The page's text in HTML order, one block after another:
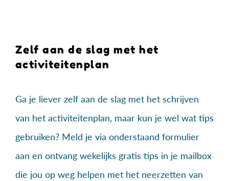
Zelf aan de slag met het
activiteitenplan
Ga je liever zelf aan de slag met het schrijven
van het activiteitenplan, maar kun je wel wat tips
gebruiken? Meld je via onderstaand formulier
aan en ontvang wekelijks gratis tips in je mailbox
die jou op weg helpen met het neerzetten van